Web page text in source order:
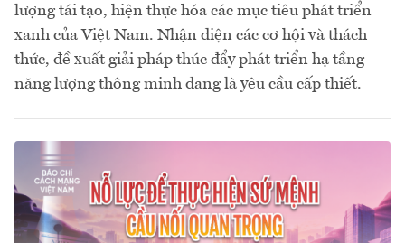
lượng tái tạo, hiện thực hóa các mục tiêu phát triển
xanh của Việt Nam. Nhận diện các cơ hội và thách
thức, đề xuất giải pháp thúc đẩy phát triển hạ tầng
năng lượng thông minh đang là yêu cầu cấp thiết.